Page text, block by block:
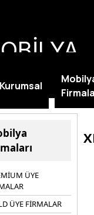
ÜYE
ÜYE FİRMALAR
Kurumsal